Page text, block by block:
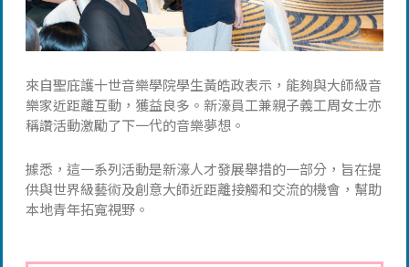
來自聖庇護十世音樂學院學生黃皓政表示，能夠與大師級音
樂家近距離互動，獲益良多。新濠員工兼親子義工周女士亦
稱讚活動激勵了下一代的音樂夢想。
據悉，這一系列活動是新濠人才發展舉措的一部分，旨在提
供與世界級藝術及創意大師近距離接觸和交流的機會，幫助
本地青年拓寬視野。